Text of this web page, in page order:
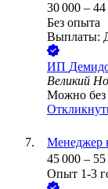
30 000 – 44
Без опыта
Выплаты:
ИП
Великий
Можно без
Менеджер
45 000 –
Опыт 1-3